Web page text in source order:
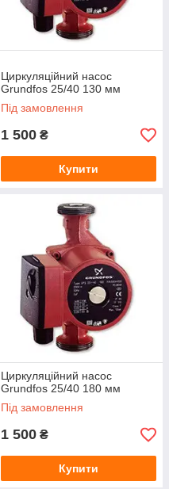
Циркуляційний насос
Grundfos 25/40 130 мм
Під замовлення
1 500 ₴
Купити
Циркуляційний насос
Grundfos 25/40 180 мм
Під замовлення
1 500 ₴
Купити